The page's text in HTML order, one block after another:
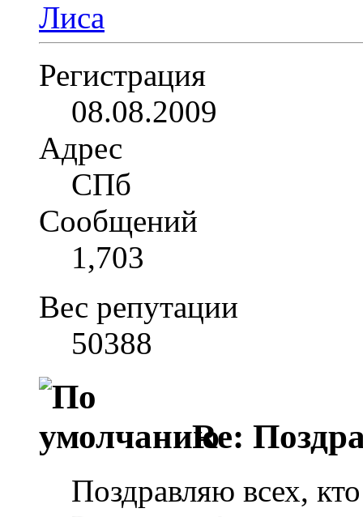
Регистрация
08.08.2009
Адрес
СПб
Сообщений
1,703
Вес репутации
50388
Re:
Поздравляю всех,